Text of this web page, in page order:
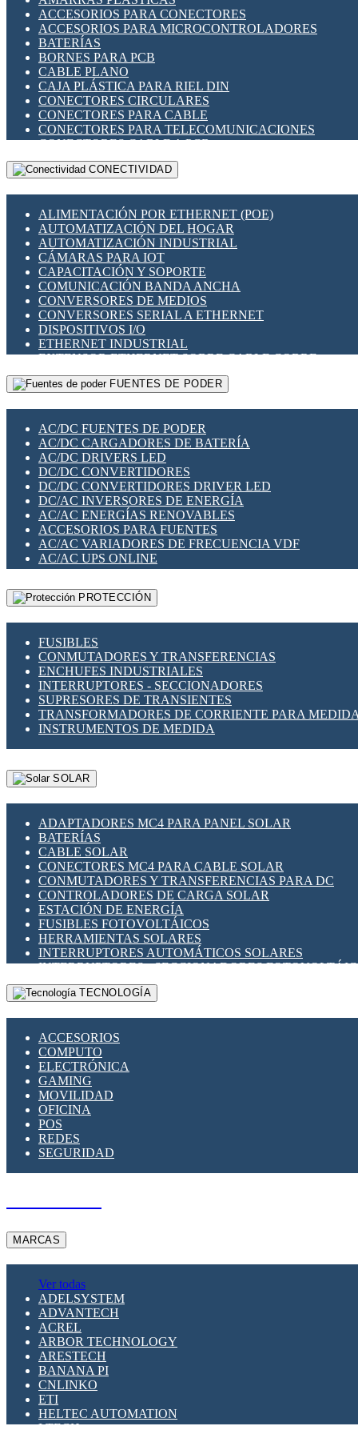
INDICADORES PARA PANEL
INTERFACES DE RELÉ
INTERRUPTORES FIN DE CARRERA
LLAVES CONMUTADORAS
MEDIDORES DE ENERGÍA Y TC'S DE CORRIENTE
MOTORES PASO A PASO
PANTALLAS HMI
PLC -CONTROLADORES LÓGICO PROGRAMABLES
PROGRAMADORES DE HORARIO
RELÉS DE PROTECCIÓN
SENSORES CAPACITIVOS
SENSORES INDUCTIVOS
TEMPORIZADORES
VARIACS
VARIADORES DE FRECUENCIA [VDF]
SECCIONADORES - INTERRUPTORES
MAQUINARIA
ACCESORIOS PARA CONECTORES
ACCESORIOS PARA MICROCONTROLADORES
BATERÍAS
BORNES PARA PCB
CABLE PLANO
CAJA PLÁSTICA PARA RIEL DIN
CONECTORES CIRCULARES
CONECTORES PARA CABLE
CONECTORES PARA TELECOMUNICACIONES
CONECTORES CABLE A PCB
CONECTORES PCB A CABLE
DIP SWITCHES
HERRAMIENTAS VARIAS
ILUMINACIÓN LED
INTERRUPTORES REED
INTERFACES DE RELÉ
OTROS RELÉS
PROTECCIÓN TÉRMICA
RELÉS AUTOMOTRICES
RELÉS DE SEÑAL
RELÉS DE ESTADO SÓLIDO SSR
RELÉS INDUSTRIALES
RELÉS MINIATURA DE POTENCIA
SENSORES MAGNÉTICOS
SWITCH Y MICROSWITCH
TARJETAS PI
UNIÓN Y DERIVACIÓN DE CABLE
CONECTIVIDAD
ALIMENTACIÓN POR ETHERNET (POE)
AUTOMATIZACIÓN DEL HOGAR
AUTOMATIZACIÓN INDUSTRIAL
CÁMARAS PARA IOT
CAPACITACIÓN Y SOPORTE
COMUNICACIÓN BANDA ANCHA
CONVERSORES DE MEDIOS
CONVERSORES SERIAL A ETHERNET
DISPOSITIVOS I/O
ETHERNET INDUSTRIAL
EXTENSOR ETHERNET SOBRE CABLE COBRE
GATEWAY LORAWAN
GESTIÓN DE REDES
PLACAS MODULARES IOT
SWITCHES Y REDES WIFI
SOLUCIONES IOT
SOLUCIONES LORAWAN
SOLUCIONES RED CELULAR
SEGURIDAD PARA REDES
SWITCHES LAN
TELEFONÍA IP (VOIP)
VIGILANCIA IP (CCTV)
MESHTASTIC
FUENTES DE PODER
AC/DC FUENTES DE PODER
AC/DC CARGADORES DE BATERÍA
AC/DC DRIVERS LED
DC/DC CONVERTIDORES
DC/DC CONVERTIDORES DRIVER LED
DC/AC INVERSORES DE ENERGÍA
AC/AC ENERGÍAS RENOVABLES
ACCESORIOS PARA FUENTES
AC/AC VARIADORES DE FRECUENCIA VDF
AC/AC UPS ONLINE
PROTECCIÓN
FUSIBLES
CONMUTADORES Y TRANSFERENCIAS
ENCHUFES INDUSTRIALES
INTERRUPTORES - SECCIONADORES
SUPRESORES DE TRANSIENTES
TRANSFORMADORES DE CORRIENTE PARA
INSTRUMENTOS DE MEDIDA
SOLAR
ADAPTADORES MC4 PARA PANEL SOLAR
BATERÍAS
CABLE SOLAR
CONECTORES MC4 PARA CABLE SOLAR
CONMUTADORES Y TRANSFERENCIAS PARA DC
CONTROLADORES DE CARGA SOLAR
ESTACIÓN DE ENERGÍA
FUSIBLES FOTOVOLTÁICOS
HERRAMIENTAS SOLARES
INTERRUPTORES AUTOMÁTICOS SOLARES
INTERRUPTORES - SECCIONADORES
MONTAJE PANEL SOLAR
PORTA FUSIBLES Y SECCIONADORES
TECNOLOGÍA
ACCESORIOS
COMPUTO
ELECTRÓNICA
GAMING
MOVILIDAD
OFICINA
POS
REDES
SEGURIDAD
MARCAS
Ver todas
ADELSYSTEM
ADVANTECH
ACREL
ARBOR TECHNOLOGY
ARESTECH
BANANA PI
CNLINKO
ETI
HELTEC AUTOMATION
LTECH